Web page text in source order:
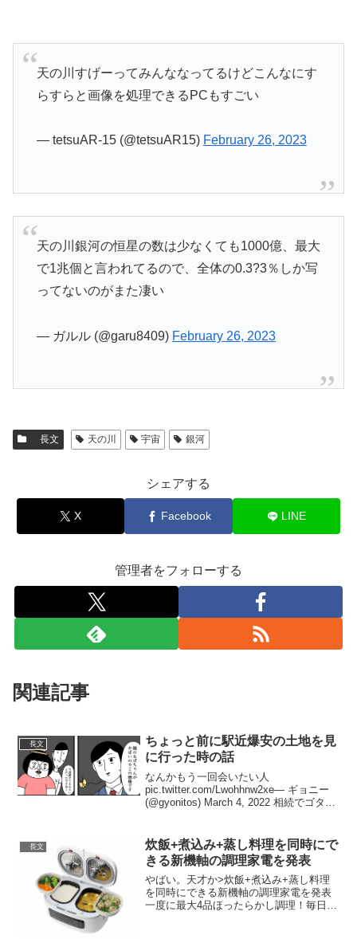
天の川すげーってみんななってるけどこんなにす
らすらと画像を処理できるPCもすごい
— tetsuAR-15 (@tetsuAR15) February 26, 2023
天の川銀河の恒星の数は少なくても1000億、最大
で1兆個と言われてるので、全体の0.3?3％しか写
ってないのがまた凄い
— ガルル (@garu8409) February 26, 2023
長文 天の川 宇宙 銀河
シェアする
X Facebook LINE
管理者をフォローする
関連記事
長文
ちょっと前に駅近爆安の土地を見
に行った時の話
なんかもう一回会いたい人
pic.twitter.com/Lwohhnw2xe— ギョニー
(@gyonitos) March 4, 2022 相続でゴタゴ
長文
炊飯+煮込み+蒸し料理を同時にで
きる新機軸の調理家電を発表
やばい。天才か>炊飯+煮込み+蒸し料理
を同時にできる新機軸の調理家電を発表
一度に最大4品ほったらかし調理！毎日の